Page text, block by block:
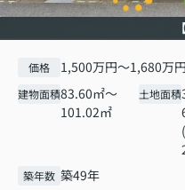
価格 1,500万円～1,680万円
建物面積83.60㎡～
101.02㎡
土地面積
築年数 築49年